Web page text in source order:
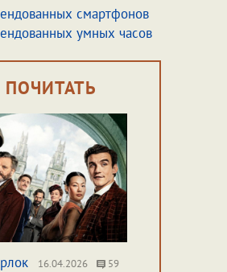
смартфонов
умных часов
16.04.2026 59